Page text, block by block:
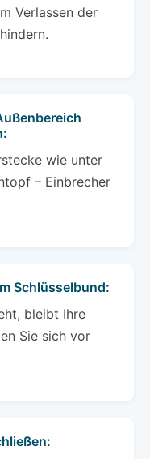
Verlassen der
wie unter
– Einbrecher
Schlüsselbund:
bleibt Ihre
Sie sich vor